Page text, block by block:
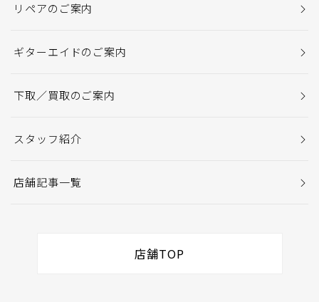
リペアのご案内
ギターエイドのご案内
下取／買取のご案内
スタッフ紹介
店舗記事一覧
店舗TOP